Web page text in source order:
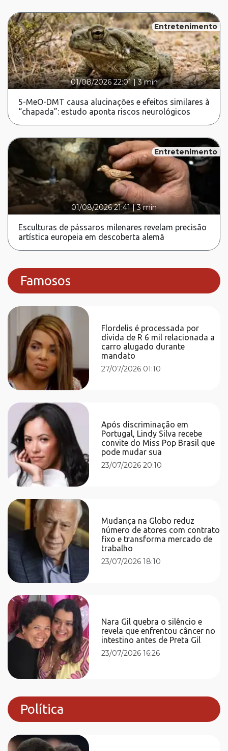
Entretenimento
01/08/2026 22:01|3 min
5-MeO-DMT causa alucinações e efeitos similares à
“chapada”: estudo aponta riscos neurológicos
Entretenimento
01/08/2026 21:41 |3 min
Esculturas de pássaros milenares revelam precisão
artística europeia em descoberta alemã
Famosos
Flordelis é processada por
dívida de R 6 mil relacionada a
carro alugado durante
mandato
27/07/2026 01:10
Após discriminação em
Portugal, Lindy Silva recebe
convite do Miss Pop Brasil que
pode mudar sua
23/07/2026 20:10
Mudança na Globo reduz
número de atores com contrato
fixo e transforma mercado de
trabalho
23/07/2026 18:10
Nara Gil quebra o silêncio e
revela que enfrentou câncer no
intestino antes de Preta Gil
23/07/2026 16:26
Política